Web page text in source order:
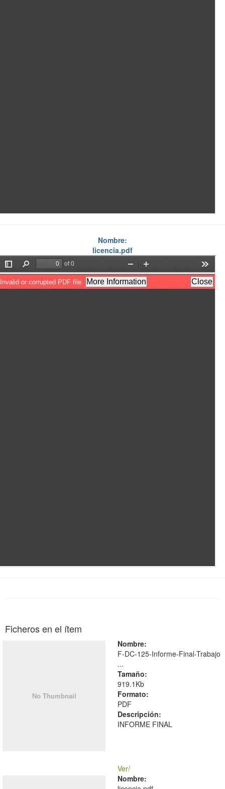
Nombre:
licencia.pdf
Ficheros en el ítem
Nombre:
F-DC-125-Informe-Final-Trabajo
...
Tamaño:
919.1Kb
Formato:
PDF
Descripción:
INFORME FINAL
Ver/
Nombre: